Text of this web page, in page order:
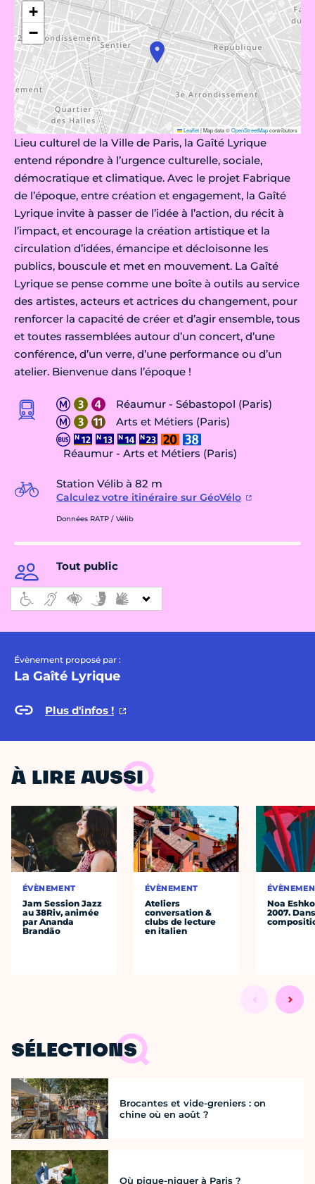
+
−
Leaflet|Map data ©OpenStreetMapcontributors
Lieu culturel de la Ville de Paris, la Gaîté Lyrique
entend répondre à l’urgence culturelle, sociale,
démocratique et climatique. Avec le projet Fabrique
de l’époque, entre création et engagement, la Gaîté
Lyrique invite à passer de l’idée à l’action, du récit à
l’impact, et encourage la création artistique et la
circulation d’idées, émancipe et décloisonne les
publics, bouscule et met en mouvement. La Gaîté
Lyrique se pense comme une boîte à outils au service
des artistes, acteurs et actrices du changement, pour
renforcer la capacité de créer et d’agir ensemble, tous
et toutes rassemblées autour d’un concert, d’une
conférence, d’un verre, d’une performance ou d’un
atelier. Bienvenue dans l’époque !
Réaumur - Sébastopol (Paris)
Arts et Métiers (Paris)
Réaumur - Arts et Métiers (Paris)
Station Vélib à 82 m
Calculez votre itinéraire sur GéoVélo
Données RATP / Vélib
Tout public
Évènement proposé par :
La Gaîté Lyrique
Plus d'infos !
À LIRE AUSSI
ÉVÈNEMENT
Jam Session Jazz
au 38Riv, animée
par Ananda
Brandão
ÉVÈNEMENT
Ateliers
conversation &
clubs de lecture
en italien
Noa
2007.
SÉLECTIONS
Brocantes et vide-greniers : on
chine où en août ?
Où pique-niquer à Paris ?